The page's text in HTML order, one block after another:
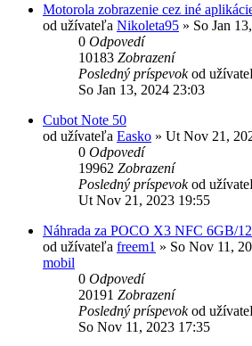
Motorola zobrazenie cez iné
od užívateľa Nikoleta95 » So Jan
0 Odpovedí
10183 Zobrazení
Posledný príspevokod
So Jan 13, 2024 23:03
Cubot Note 50
od užívateľa Easko » Ut Nov 21,
0 Odpovedí
19962 Zobrazení
Posledný príspevokod
Ut Nov 21, 2023 19:55
Náhrada za POCO X3 NFC 6GB/
od užívateľa freem1 » So Nov 11,
mobil
0 Odpovedí
20191 Zobrazení
Posledný príspevokod
So Nov 11, 2023 17:35